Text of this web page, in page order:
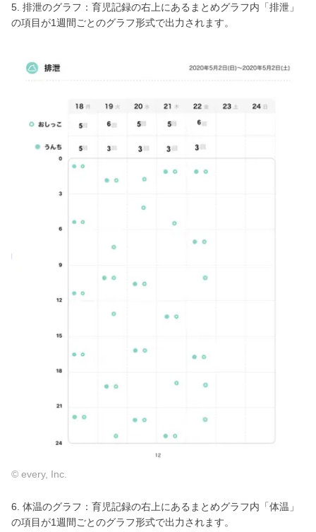
5. 排泄のグラフ：育児記録の右上にあるまとめグラフ内「排泄」
の項目が1週間ごとのグラフ形式で出力されます。
© every, Inc.
6. 体温のグラフ：育児記録の右上にあるまとめグラフ内「体温」
の項目が1週間ごとのグラフ形式で出力されます。